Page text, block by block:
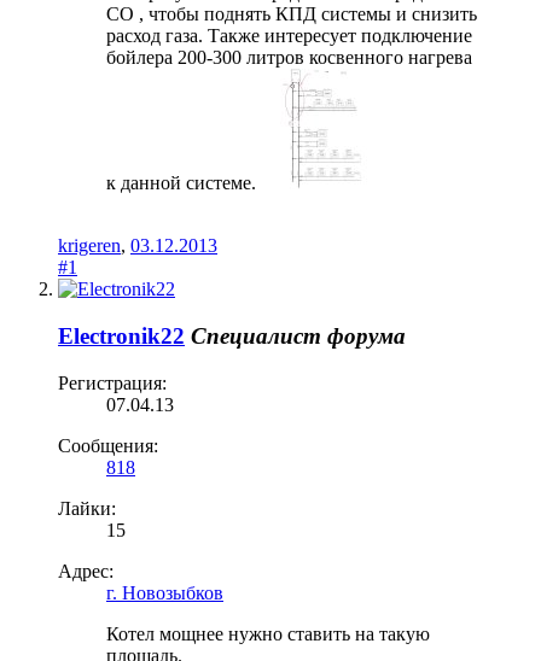
СО , чтобы поднять КПД системы и снизить
расход газа. Также интересует подключение
бойлера 200-300 литров косвенного нагрева
к данной системе.
krigeren, 03.12.2013
#1
Electronik22 Специалист форума
Регистрация:
07.04.13
Сообщения:
818
Лайки:
15
Адрес:
г. Новозыбков
Котел мощнее нужно ставить на такую
площадь.